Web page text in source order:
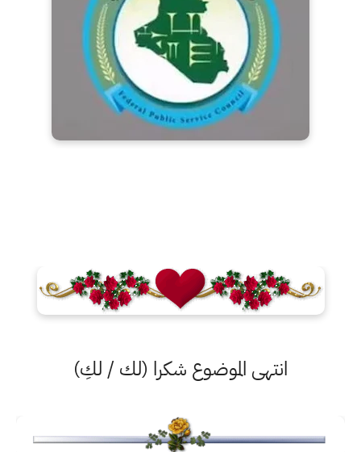
انتهى الموضوع شكرا (لك / لكِ)